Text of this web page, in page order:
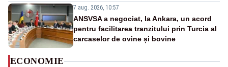
7 aug. 2026, 10:57
ANSVSA a negociat, la Ankara, un acord
pentru facilitarea tranzitului prin Turcia al
carcaselor de ovine și bovine
ECONOMIE